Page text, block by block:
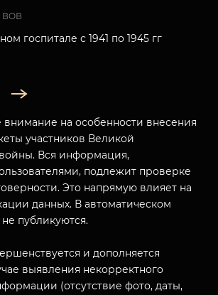
ВОВ
госпитале с 1941 по 1945 гг
на особенности внесения
участников Великой
Вся информация,
подлежит проверке
Это напрямую влияет на
данных. В автоматическом
публикуются.
и дополняется
выявления некорректного
(отсутствие фото, даты,